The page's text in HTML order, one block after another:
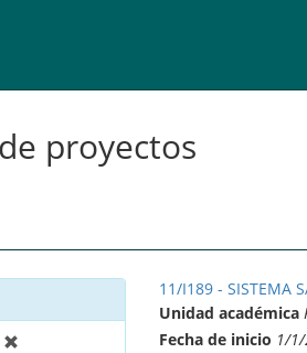
proyectos
11/I189 - SISTEMA
Unidad académica
Fecha de inicio 1/